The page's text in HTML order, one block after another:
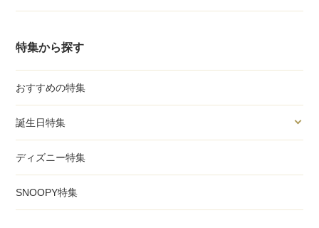
特集から探す
おすすめの特集
誕生日特集
ディズニー特集
SNOOPY特集